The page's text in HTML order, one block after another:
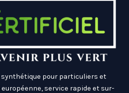
synthétique pour particuliers et
service rapide et sur-